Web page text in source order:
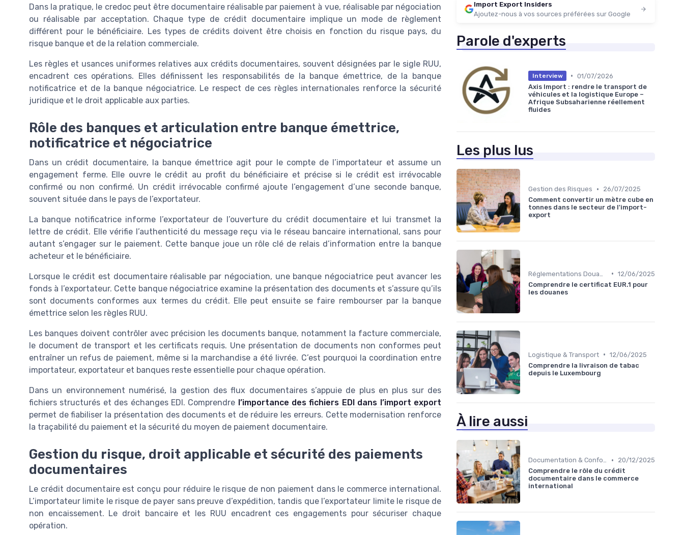
Dans la pratique, le credoc peut être documentaire réalisable par paiement à vue, réalisable par négociation
ou réalisable par acceptation. Chaque type de crédit documentaire implique un mode de règlement
différent pour le bénéficiaire. Les types de crédits doivent être choisis en fonction du risque pays, du
risque banque et de la relation commerciale.
Les règles et usances uniformes relatives aux crédits documentaires, souvent désignées par le sigle RUU,
encadrent ces opérations. Elles définissent les responsabilités de la banque émettrice, de la banque
notificatrice et de la banque négociatrice. Le respect de ces règles internationales renforce la sécurité
juridique et le droit applicable aux parties.
Rôle des banques et articulation entre banque émettrice,
notificatrice et négociatrice
Dans un crédit documentaire, la banque émettrice agit pour le compte de l’importateur et assume un
engagement ferme. Elle ouvre le crédit au profit du bénéficiaire et précise si le crédit est irrévocable
confirmé ou non confirmé. Un crédit irrévocable confirmé ajoute l’engagement d’une seconde banque,
souvent située dans le pays de l’exportateur.
La banque notificatrice informe l’exportateur de l’ouverture du crédit documentaire et lui transmet la
lettre de crédit. Elle vérifie l’authenticité du message reçu via le réseau bancaire international, sans pour
autant s’engager sur le paiement. Cette banque joue un rôle clé de relais d’information entre la banque
acheteur et le bénéficiaire.
Lorsque le crédit est documentaire réalisable par négociation, une banque négociatrice peut avancer les
fonds à l’exportateur. Cette banque négociatrice examine la présentation des documents et s’assure qu’ils
sont documents conformes aux termes du crédit. Elle peut ensuite se faire rembourser par la banque
émettrice selon les règles RUU.
Les banques doivent contrôler avec précision les documents banque, notamment la facture commerciale,
le document de transport et les certificats requis. Une présentation de documents non conformes peut
entraîner un refus de paiement, même si la marchandise a été livrée. C’est pourquoi la coordination entre
importateur, exportateur et banques reste essentielle pour chaque opération.
Dans un environnement numérisé, la gestion des flux documentaires s’appuie de plus en plus sur des
fichiers structurés et des échanges EDI. Comprendre l’importance des fichiers EDI dans l’import export
permet de fiabiliser la présentation des documents et de réduire les erreurs. Cette modernisation renforce
la traçabilité du paiement et la sécurité du moyen de paiement documentaire.
Gestion du risque, droit applicable et sécurité des paiements
documentaires
Le crédit documentaire est conçu pour réduire le risque de non paiement dans le commerce international.
L’importateur limite le risque de payer sans preuve d’expédition, tandis que l’exportateur limite le risque de
non encaissement. Le droit bancaire et les RUU encadrent ces engagements pour sécuriser chaque
opération.
Import Export Insiders
Ajoutez-nous à vos sources préférées sur Google
Parole d'experts
Interview • 01/07/2026
Axis Import : rendre le transport de
véhicules et la logistique Europe –
Afrique Subsaharienne réellement
fluides
Les plus lus
Gestion des Risques •
26/07/2025
Comment convertir un mètre cube en
tonnes dans le secteur de l'import-
export
• 12/06/2025
Comprendre le certificat EUR.1 pour
les douanes
Logistique & Transport • 12/06/2025
Comprendre la livraison de tabac
depuis le Luxembourg
À lire aussi
Documentation & Conformité •
20/12/2025
Comprendre le rôle du crédit
documentaire dans le commerce
international